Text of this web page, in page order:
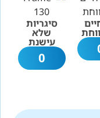
סיגריות
שלא
עישנת
0